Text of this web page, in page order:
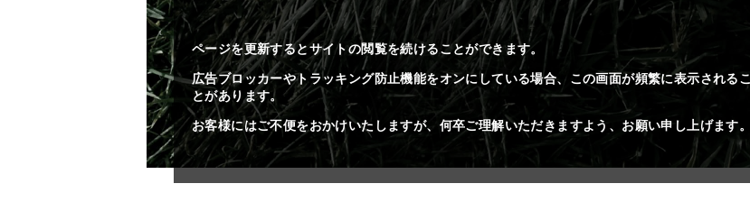
ページを更新するとサイトの閲覧を続けることができます。
広告ブロッカーやトラッキング防止機能をオンにしている場合、この画面が頻繁に表示されるこ
とがあります。
お客様にはご不便をおかけいたしますが、何卒ご理解いただきますよう、お願い申し上げます。